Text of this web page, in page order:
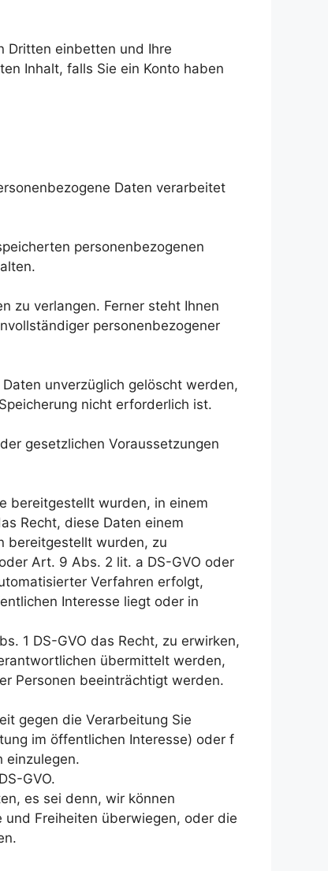
Dritten einbetten und Ihre
Inhalt, falls Sie ein Konto haben
Daten verarbeitet
personenbezogenen
zu verlangen. Ferner steht Ihnen
personenbezogener
unverzüglich gelöscht werden,
nicht erforderlich ist.
gesetzlichen Voraussetzungen
bereitgestellt wurden, in einem
Recht, diese Daten einem
bereitgestellt wurden, zu
Art. 9 Abs. 2 lit. a DS-GVO oder
Verfahren erfolgt,
Interesse liegt oder in
1 DS-GVO das Recht, zu erwirken,
übermittelt werden,
Personen beeinträchtigt werden.
gegen die Verarbeitung Sie
im öffentlichen Interesse) oder f
einzulegen.
GVO.
es sei denn, wir können
Freiheiten überwiegen, oder die